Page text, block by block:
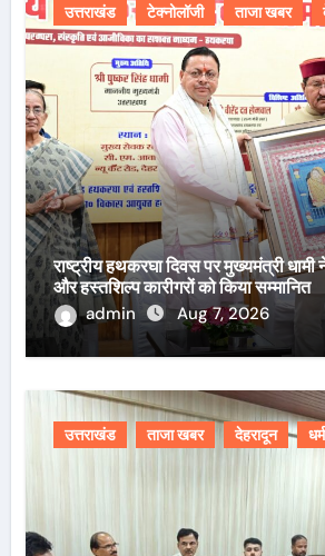
उत्तराखंड टेक्नोलॉजी ताजा खबर
राष्ट्रीय हथकरघा दिवस पर मुख्यमंत्री
और हस्तशिल्प कारीगरों को किया सम्मानित
admin
Aug 7, 2026
उत्तराखंड ताजा खबर देहरादून